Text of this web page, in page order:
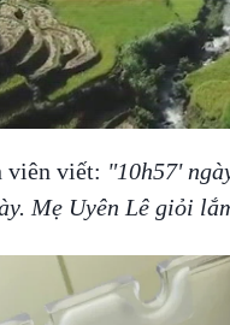
VIETNAM MOUNTAINS HLS
viên viết: "10h57'
Mẹ Uyên Lê giỏi